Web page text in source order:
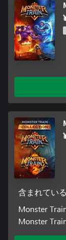
含まれてい
Monster
Monster